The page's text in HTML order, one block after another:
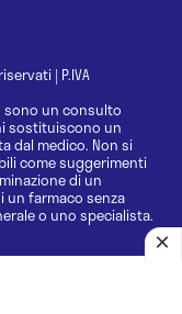
| P.IVA
sono un consulto
sostituiscono un
dal medico. Non si
come suggerimenti
di un
un farmaco senza
o uno specialista.